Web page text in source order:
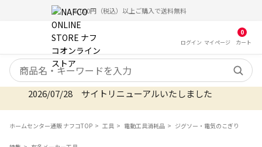
5,000円（税込）以上ご購入で送料無料
ログイン マイ ページ
0
カート
検索キーワード
2026/07/28 サイトリニューアルいたしました
ホームセンター通販 ナフコTOP 工具 電動工具消耗品 ジグソー・電気のこぎり